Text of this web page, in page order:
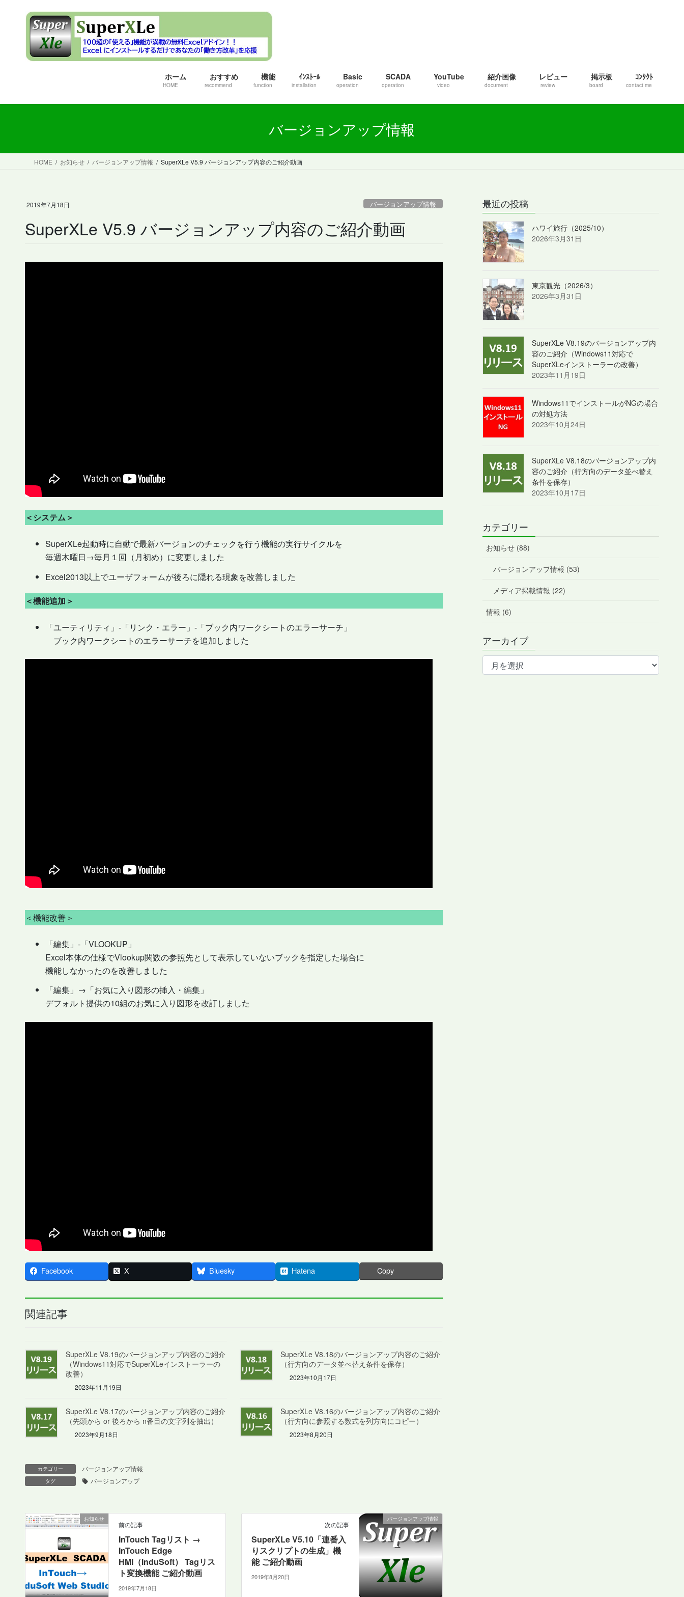
ッ
移
ホーム
HOME
おすすめ
recommend
機能
function
ｲﾝｽﾄｰﾙ
installation
Basic
operation
SCADA
operation
YouTube
video
紹介画像
document
レビュー
review
掲示板
board
ｺﾝﾀｸﾄ
contact me
バージョンアップ情報
HOME お知らせ バージョンアップ情報 SuperXLe V5.9 バージョンアップ内容のご紹介動画
2019年7月18日 バージョンアップ情報
SuperXLe V5.9 バージョンアップ内容のご紹介動画
＜システム＞
SuperXLe起動時に自動で最新バージョンのチェックを行う機能の実行サイクルを
毎週木曜日→毎月１回（月初め）に変更しました
Excel2013以上でユーザフォームが後ろに隠れる現象を改善しました
＜機能追加＞
「ユーティリティ」-「リンク・エラー」-「ブック内ワークシートのエラーサーチ」
ブック内ワークシートのエラーサーチを追加しました
＜機能改善＞
「編集」-「VLOOKUP」
Excel本体の仕様でVlookup関数の参照先として表示していないブックを指定した場合に
機能しなかったのを改善しました
「編集」→「お気に入り図形の挿入・編集」
デフォルト提供の10組のお気に入り図形を改訂しました
Facebook X Bluesky Hatena Copy
関連記事
SuperXLe V8.19のバージョンアップ内容のご紹介
（Windows11対応でSuperXLeインストーラーの
改善）
2023年11月19日
SuperXLe V8.18のバージョンアップ内容のご紹介
（行方向のデータ並べ替え条件を保存）
2023年10月17日
SuperXLe V8.17のバージョンアップ内容のご紹介
（先頭から or 後ろから n番目の文字列を抽出）
2023年9月18日
SuperXLe V8.16のバージョンアップ内容のご紹介
（行方向に参照する数式を列方向にコピー）
2023年8月20日
カテゴリー バージョンアップ情報
タグ バージョンアップ
お知らせ
前の記事
InTouch Tagリスト →
InTouch Edge
HMI（InduSoft） Tagリス
ト変換機能 ご紹介動画
2019年7月18日
バージョンアップ情報
次の記事
SuperXLe V5.10「連番入
りスクリプトの生成」機
能 ご紹介動画
2019年8月20日
最近の投稿
ハワイ旅行（2025/10）
2026年3月31日
東京観光（2026/3）
2026年3月31日
SuperXLe V8.19のバージョンアップ内
容のご紹介（Windows11対応で
SuperXLeインストーラーの改善）
2023年11月19日
Windows11でインストールがNGの場合
の対処方法
2023年10月24日
SuperXLe V8.18のバージョンアップ内
容のご紹介（行方向のデータ並べ替え
条件を保存）
2023年10月17日
カテゴリー
お知らせ (88)
バージョンアップ情報 (53)
メディア掲載情報 (22)
情報 (6)
アーカイブ
ア